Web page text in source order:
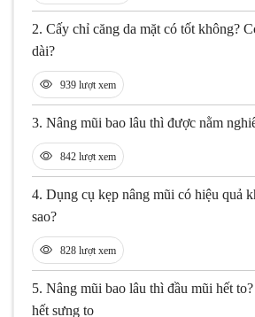
2. Cấy chỉ căng da mặt có tốt không?
dài?
939 lượt xem
3. Nâng mũi bao lâu thì được nằm
842 lượt xem
4. Dụng cụ kẹp nâng mũi có hiệu quả
sao?
828 lượt xem
5. Nâng mũi bao lâu thì đầu mũi hết
hết sưng to